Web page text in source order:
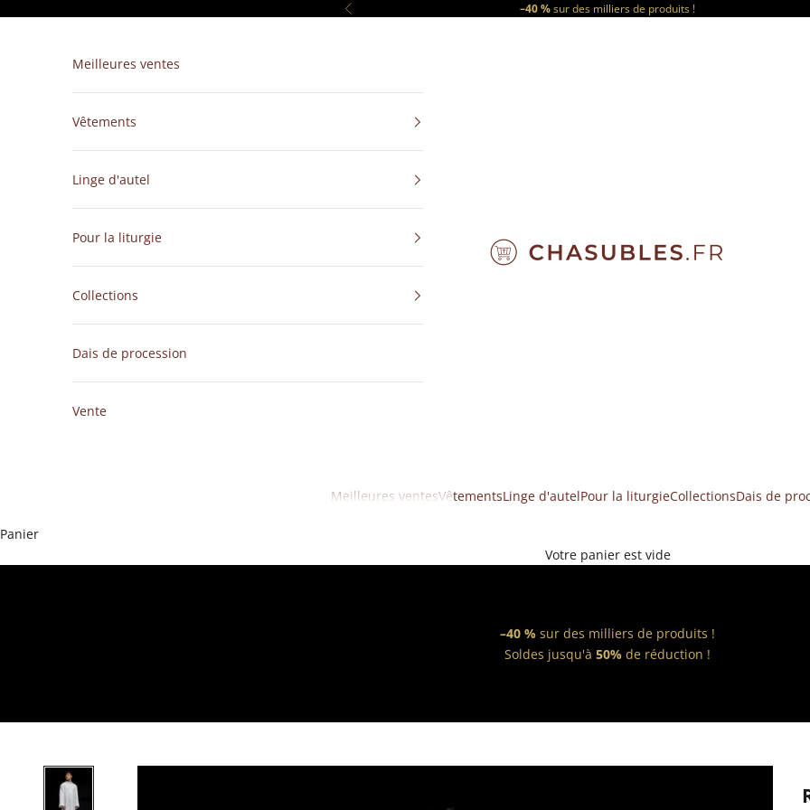
Précédent –40 %sur des milliers de produits !
CHASUBLES.FR
Meilleures ventesVêtementsLinge d'autelPour la liturgieCollectionsDais de
Meilleures ventes
Vêtements
Linge d'autel
Pour la liturgie
Collections
Dais de procession
Vente
Panier
Votre panier est vide
–40 % sur des milliers de produits !
Soldes jusqu'à 50% de réduction !